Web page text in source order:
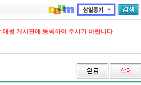
물 게시판에 등록하여 주시기 바랍니다.